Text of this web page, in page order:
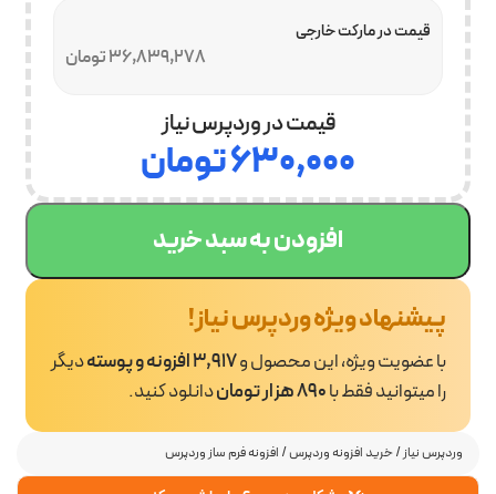
وردپرس نیاز/خرید افزونه وردپرس/ افزونه فرم ساز وردپرس
36,839,278 تومان
قیمت در مارکت خارجی
قیمت در وردپرس نیاز
۶۳۰,۰۰۰تومان
افزودن به سبد خرید
پیشنهاد ویژه وردپرس نیاز!
با عضویت ویژه، این محصول و3,917 افزونه و پوسته
دیگر
را میتوانید فقط با890 هزار تومان دانلود کنید.